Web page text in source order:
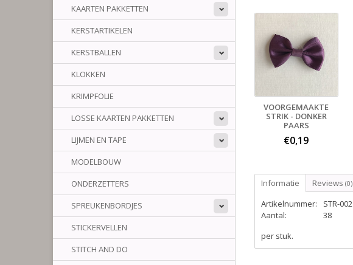
KAARTEN PAKKETTEN
KERSTARTIKELEN
KERSTBALLEN
KLOKKEN
KRIMPFOLIE
LOSSE KAARTEN PAKKETTEN
LIJMEN EN TAPE
MODELBOUW
ONDERZETTERS
SPREUKENBORDJES
STICKERVELLEN
STITCH AND DO
VOORGEMAAKTE
STRIK - DONKER
PAARS
€0,19
Informatie Reviews (0)
Artikelnummer:
STR-002
Aantal:
38
per stuk.